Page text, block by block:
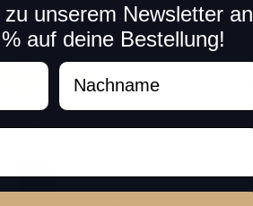
unserem Newsletter an
auf deine Bestellung!
Nachname